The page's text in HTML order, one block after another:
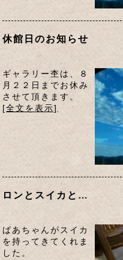
休館日のお知らせ
ギャラリー杢は、８
月２２日までお休み
させて頂きます。
[全文を表示]
ロンとスイカと…
ばあちゃんがスイカ
を持ってきてくれま
した。